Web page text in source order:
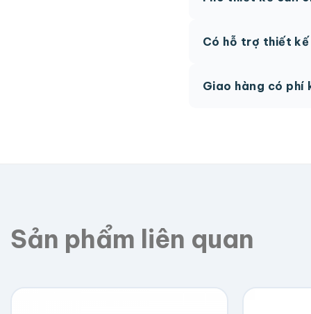
phí.
Có hỗ trợ thiết kế
Giao hàng có phí
Sản phẩm liên quan